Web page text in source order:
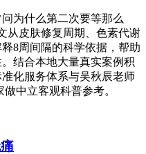
为什么第二次要等那么
从皮肤修复周期、色素代谢
8周间隔的科学依据，帮助
结合本地大量真实案例积
化服务体系与吴秋辰老师
中立客观科普参考。